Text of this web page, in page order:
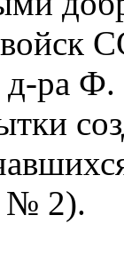
д-ра
№ 2).